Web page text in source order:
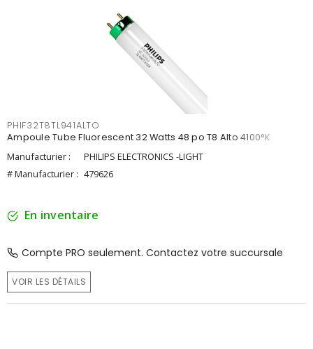
PHIF32T8TL941ALTO
Ampoule Tube Fluorescent 32 Watts 48 po T8 Alto 4100°K
Manufacturier :
PHILIPS ELECTRONICS -LIGHT
# Manufacturier : 479626
En inventaire
Compte PRO seulement. Contactez votre succursale
VOIR LES DÉTAILS